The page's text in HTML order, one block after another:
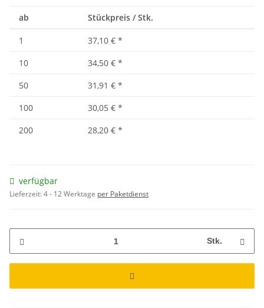
ab Stückpreis / Stk.
1 37,10 € *
10
34,50 € *
50
31,91 € *
100
30,05 € *
200
28,20 € *
verfügbar
Lieferzeit:4 - 12 Werktage per Paketdienst
Stk.